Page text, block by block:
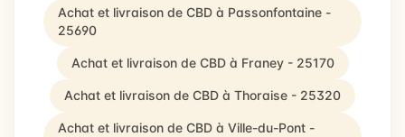
Achat et livraison de CBD à Passonfontaine -
25690
Achat et livraison de CBD à Franey - 25170
Achat et livraison de CBD à Thoraise - 25320
Achat et livraison de CBD à Ville-du-Pont -